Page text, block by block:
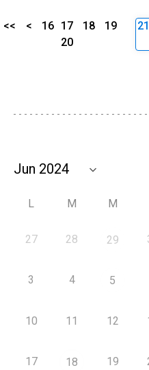
<< < 16 17 18
19
20
21
L M M
27 28 29
3 4 5
10 11 12
17 18 19